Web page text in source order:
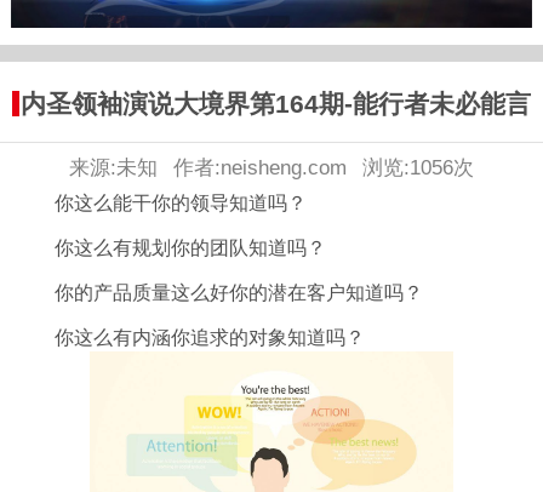
内圣领袖演说大境界第164期-能行者未必能言
来源:未知 作者:neisheng.com 浏览:1056次
你这么能干你的领导知道吗？
你这么有规划你的团队知道吗？
你的产品质量这么好你的潜在客户知道吗？
你这么有内涵你追求的对象知道吗？